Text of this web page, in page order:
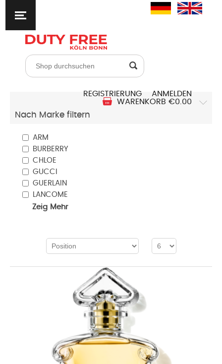
REGISTRIERUNG
ANMELDEN
WARENKORB €0.00
Nach Marke filtern
ARM
BURBERRY
CHLOE
GUCCI
GUERLAIN
LANCOME
Zeig Mehr